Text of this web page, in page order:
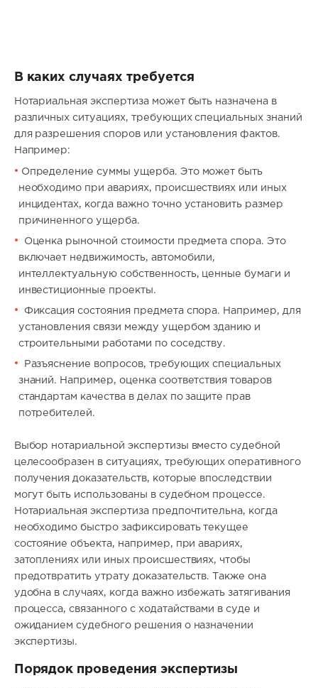
В каких случаях требуется
Нотариальная экспертиза может быть назначена в
различных ситуациях, требующих специальных знаний
для разрешения споров или установления фактов.
Например:
Определение суммы ущерба. Это может быть
необходимо при авариях, происшествиях или иных
инцидентах, когда важно точно установить размер
причиненного ущерба.
Оценка рыночной стоимости предмета спора. Это
включает недвижимость, автомобили,
интеллектуальную собственность, ценные бумаги и
инвестиционные проекты.
Фиксация состояния предмета спора. Например, для
установления связи между ущербом зданию и
строительными работами по соседству.
Разъяснение вопросов, требующих специальных
знаний. Например, оценка соответствия товаров
стандартам качества в делах по защите прав
потребителей.
Выбор нотариальной экспертизы вместо судебной
целесообразен в ситуациях, требующих оперативного
получения доказательств, которые впоследствии
могут быть использованы в судебном процессе.
Нотариальная экспертиза предпочтительна, когда
необходимо быстро зафиксировать текущее
состояние объекта, например, при авариях,
затоплениях или иных происшествиях, чтобы
предотвратить утрату доказательств. Также она
удобна в случаях, когда важно избежать затягивания
процесса, связанного с ходатайствами в суде и
ожиданием судебного решения о назначении
экспертизы.
Порядок проведения экспертизы